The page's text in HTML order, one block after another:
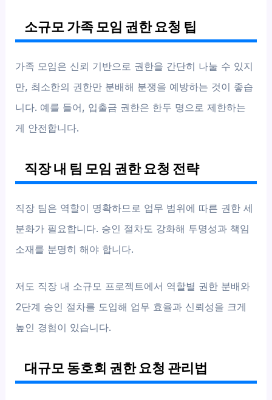
소규모 가족 모임 권한 요청 팁
가족 모임은 신뢰 기반으로 권한을 간단히 나눌 수 있지
만, 최소한의 권한만 분배해 분쟁을 예방하는 것이 좋습
니다. 예를 들어, 입출금 권한은 한두 명으로 제한하는
게 안전합니다.
직장 내 팀 모임 권한 요청 전략
직장 팀은 역할이 명확하므로 업무 범위에 따른 권한 세
분화가 필요합니다. 승인 절차도 강화해 투명성과 책임
소재를 분명히 해야 합니다.
저도 직장 내 소규모 프로젝트에서 역할별 권한 분배와
2단계 승인 절차를 도입해 업무 효율과 신뢰성을 크게
높인 경험이 있습니다.
대규모 동호회 권한 요청 관리법